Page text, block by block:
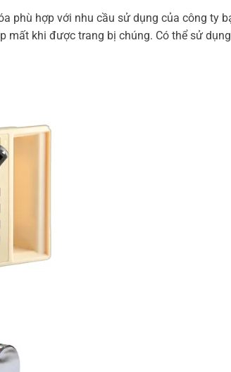
phù hợp với nhu cầu sử dụng của công ty
mất khi được trang bị chúng. Có thể sử